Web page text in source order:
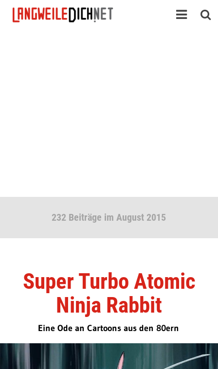
232 Beiträge im August 2015
Super Turbo Atomic
Ninja Rabbit
Eine Ode an Cartoons aus den 80ern